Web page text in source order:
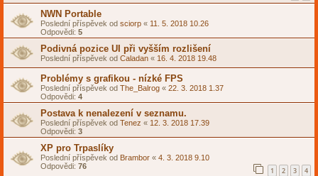
NWN Portable
Poslední příspěvek od sciorp « 11. 5. 2018 10.26
Odpovědi: 5
Podivná pozice UI při vyšším rozlišení
Poslední příspěvek od Caladan « 16. 4. 2018 19.48
Problémy s grafikou - nízké FPS
Poslední příspěvek od The_Balrog « 22. 3. 2018 1.37
Odpovědi: 4
Postava k nenalezení v seznamu.
Poslední příspěvek od Tenez « 12. 3. 2018 17.39
Odpovědi: 3
XP pro Trpaslíky
Poslední příspěvek od Brambor « 4. 3. 2018 9.10
Odpovědi: 76 1 2 3 4